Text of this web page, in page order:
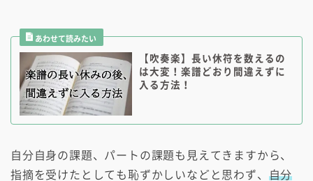
【吹奏楽】長い休符を数えるの
は大変！楽譜どおり間違えずに
入る方法！
自分自身の課題、パートの課題も見えてきますから、
指摘を受けたとしても恥ずかしいなどと思わず、 自分